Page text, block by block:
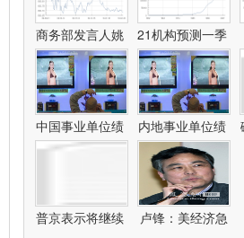
商务部发言人姚 21机构预测一季
中国事业单位绩 内地事业单位绩
普京表示将继续
卢锋：美经济急